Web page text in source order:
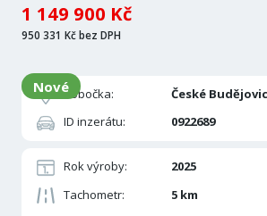
1 149 900 Kč
950 331 Kč bez DPH
Pobočka:
České
ID inzerátu:
0922689
Rok výroby:
2025
Tachometr:
5 km
Nové